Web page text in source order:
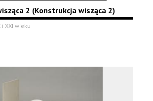
2 (Konstrukcja wisząca 2)
i XXI wieku